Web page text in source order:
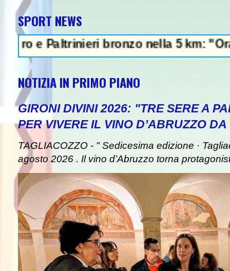
SPORT NEWS
bronzo nella 5 km: "Ora ci
NOTIZIA IN PRIMO PIANO
GIRONI DIVINI 2026: "TRE SERE A
PER VIVERE IL VINO D’ABRUZZO
TAGLIACOZZO - " Sedicesima edizione ·
agosto 2026 . Il vino d’Abruzzo torna